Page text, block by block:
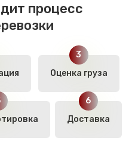
процесс
Оценка груза
Доставка